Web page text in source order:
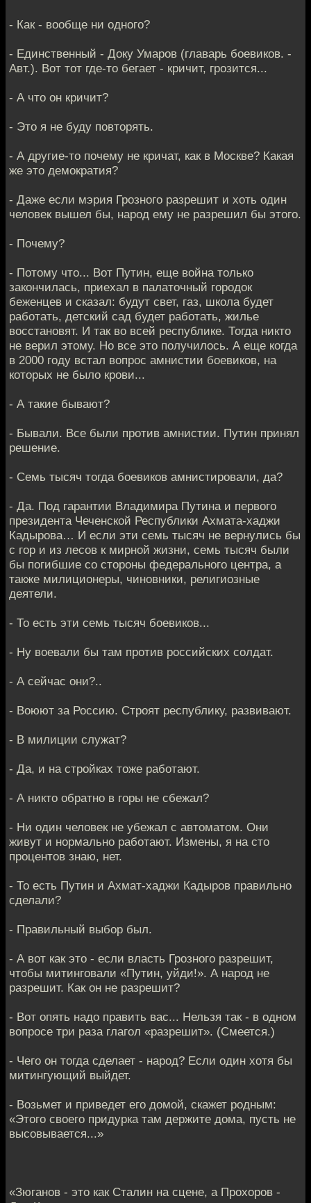
- Как - вообще ни одного?
- Единственный - Доку Умаров (главарь боевиков. -
Авт.). Вот тот где-то бегает - кричит, грозится...
- А что он кричит?
- Это я не буду повторять.
- А другие-то почему не кричат, как в Москве? Какая
же это демократия?
- Даже если мэрия Грозного разрешит и хоть один
человек вышел бы, народ ему не разрешил бы этого.
- Почему?
- Потому что... Вот Путин, еще война только
закончилась, приехал в палаточный городок
беженцев и сказал: будут свет, газ, школа будет
работать, детский сад будет работать, жилье
восстановят. И так во всей республике. Тогда никто
не верил этому. Но все это получилось. А еще когда
в 2000 году встал вопрос амнистии боевиков, на
которых не было крови...
- А такие бывают?
- Бывали. Все были против амнистии. Путин принял
решение.
- Семь тысяч тогда боевиков амнистировали, да?
- Да. Под гарантии Владимира Путина и первого
президента Чеченской Республики Ахмата-хаджи
Кадырова… И если эти семь тысяч не вернулись бы
с гор и из лесов к мирной жизни, семь тысяч были
бы погибшие со стороны федерального центра, а
также милиционеры, чиновники, религиозные
деятели.
- То есть эти семь тысяч боевиков...
- Ну воевали бы там против российских солдат.
- А сейчас они?..
- Воюют за Россию. Строят республику, развивают.
- В милиции служат?
- Да, и на стройках тоже работают.
- А никто обратно в горы не сбежал?
- Ни один человек не убежал с автоматом. Они
живут и нормально работают. Измены, я на сто
процентов знаю, нет.
- То есть Путин и Ахмат-хаджи Кадыров правильно
сделали?
- Правильный выбор был.
- А вот как это - если власть Грозного разрешит,
чтобы митинговали «Путин, уйди!». А народ не
разрешит. Как он не разрешит?
- Вот опять надо править вас... Нельзя так - в одном
вопросе три раза глагол «разрешит». (Смеется.)
- Чего он тогда сделает - народ? Если один хотя бы
митингующий выйдет.
- Возьмет и приведет его домой, скажет родным:
«Этого своего придурка там держите дома, пусть не
высовывается...»
«Зюганов - это как Сталин на сцене, а Прохоров -